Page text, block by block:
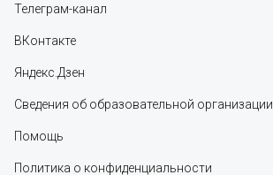
Телеграм-канал
ВКонтакте
Яндекс.Дзен
Сведения об образовательной организации
Помощь
Политика о конфиденциальности